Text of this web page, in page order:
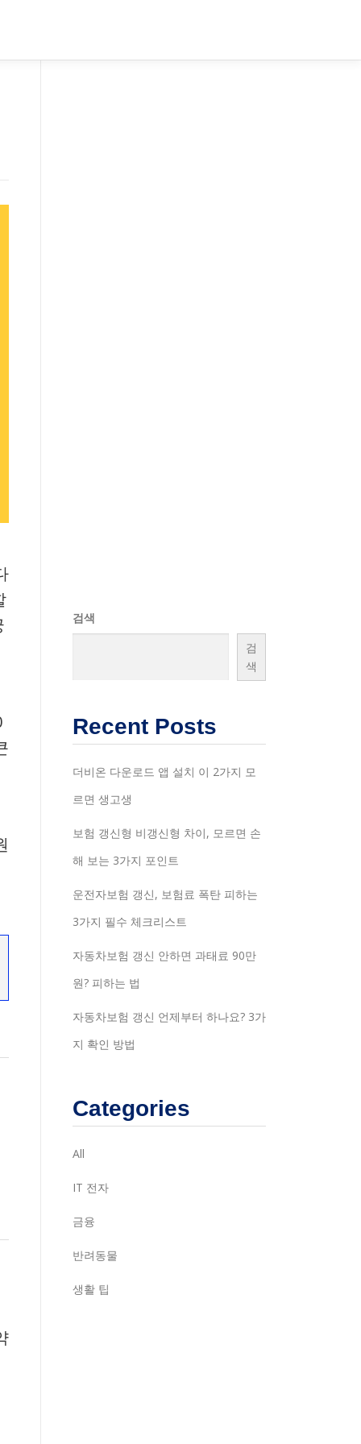
검색
검
색
Recent Posts
더비온 다운로드 앱 설치 이 2가지 모
르면 생고생
보험 갱신형 비갱신형 차이, 모르면 손
해 보는 3가지 포인트
운전자보험 갱신, 보험료 폭탄 피하는
3가지 필수 체크리스트
자동차보험 갱신 안하면 과태료 90만
원? 피하는 법
자동차보험 갱신 언제부터 하나요? 3가
지 확인 방법
Categories
All
IT 전자
금융
반려동물
생활 팁